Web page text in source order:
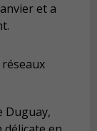
et a
Duguay,